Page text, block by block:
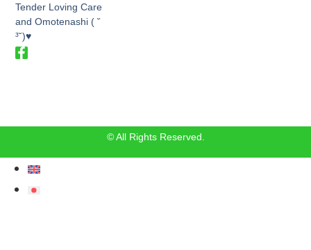
Tender Loving Care
and Omotenashi ( ˘
³˘)♥
© All Rights Reserved.